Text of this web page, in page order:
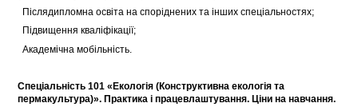
 Післядипломна освіта на споріднених та інших спеціальностях;
 Підвищення кваліфікації;
 Академічна мобільність.
Спеціальність 101 «Екологія (Конструктивна екологія та
пермакультура)». Практика і працевлаштування. Ціни на навчання.